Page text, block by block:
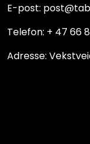
E-post:
Telefon: + 47 66
Adresse: